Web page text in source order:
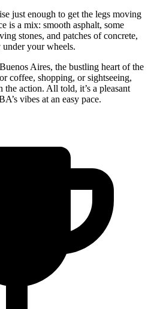
just enough to get the legs moving
is a mix: smooth asphalt, some
stones, and patches of concrete,
your wheels.
Aires, the bustling heart of the
coffee, shopping, or sightseeing,
action. All told, it’s a pleasant
vibes at an easy pace.